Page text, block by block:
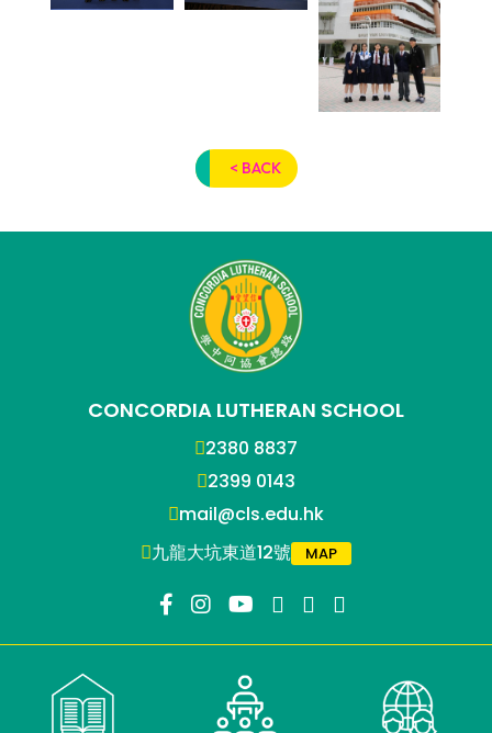
< BACK
CONCORDIA LUTHERAN SCHOOL
2380 8837
2399 0143
mail@cls.edu.hk
九龍大坑東道12號
MAP